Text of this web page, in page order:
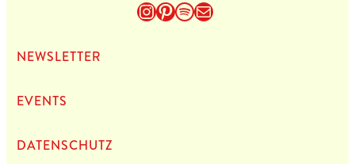
Instagram
Pinterest
Spotify
E-Mail
NEWS­LET­TER
EVENTS
DATEN­SCHUTZ